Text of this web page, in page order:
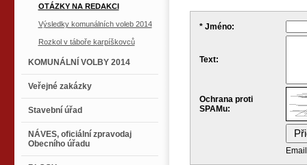
OTÁZKY NA REDAKCI
Výsledky komunálních voleb 2014
Rozkol v táboře karpíškovců
KOMUNÁLNÍ VOLBY 2014
Veřejné zakázky
Stavební úřad
NÁVES, oficiální zpravodaj
Obecního úřadu
* Jméno:
Text:
Ochrana proti
SPAMu: